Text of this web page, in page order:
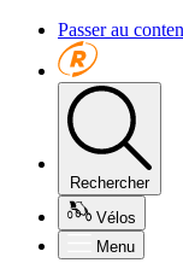
Passer au
Rechercher
Vélos
Menu